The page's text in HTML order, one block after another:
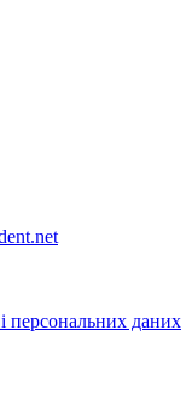
персональних даних